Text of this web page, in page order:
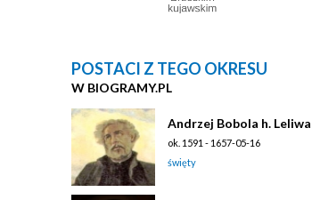
POSTACI Z TEGO OKRESU
W BIOGRAMY.PL
Andrzej Bobola h. Leliwa
ok. 1591 - 1657-05-16
święty